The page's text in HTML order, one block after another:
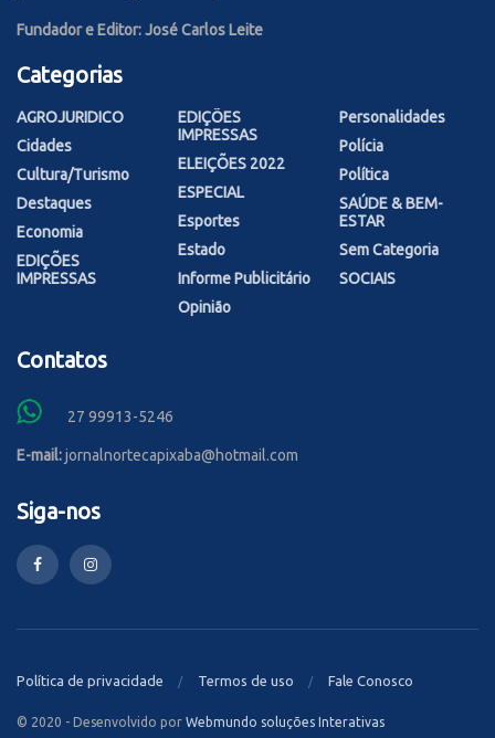
Fundador e Editor: José Carlos Leite
Categorias
AGROJURIDICO
Cidades
Cultura/Turismo
Destaques
Economia
EDIÇÕES
IMPRESSAS
EDIÇÕES
IMPRESSAS
ELEIÇÕES 2022
ESPECIAL
Esportes
Estado
Informe Publicitário
Opinião
Personalidades
Polícia
Política
SAÚDE & BEM-
ESTAR
Sem Categoria
SOCIAIS
Contatos
27 99913-5246
E-mail:jornalnortecapixaba@hotmail.com
Siga-nos
Política de privacidade Termos de uso Fale Conosco
© 2020 - Desenvolvido por Webmundo soluções Interativas